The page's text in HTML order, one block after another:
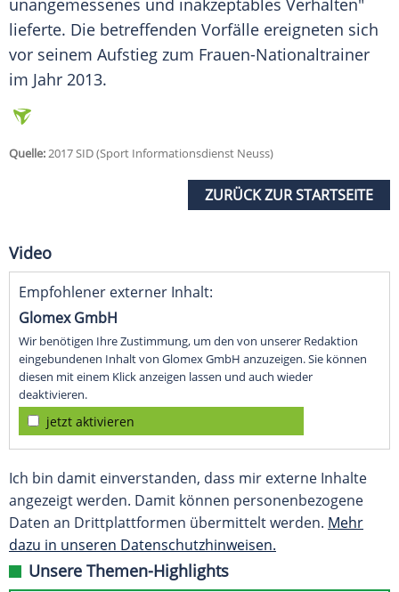
unangemessenes und inakzeptables Verhalten"
lieferte. Die betreffenden Vorfälle ereigneten sich
vor seinem Aufstieg zum Frauen-Nationaltrainer
im Jahr 2013.
Quelle:2017 SID (Sport Informationsdienst Neuss)
ZURÜCK ZUR STARTSEITE
Video
Empfohlener externer Inhalt:
Glomex GmbH
Wir benötigen Ihre Zustimmung, um den von unserer Redaktion
eingebundenen Inhalt von Glomex GmbH anzuzeigen. Sie können
diesen mit einem Klick anzeigen lassen und auch wieder
deaktivieren.
jetzt aktivieren
Ich bin damit einverstanden, dass mir externe Inhalte
angezeigt werden. Damit können personenbezogene
Daten an Drittplattformen übermittelt werden. Mehr
dazu in unseren Datenschutzhinweisen.
Unsere Themen-Highlights